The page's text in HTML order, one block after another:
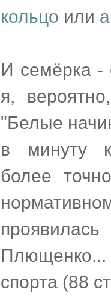
кольцо или
И семёрка -
я,
"Белые
в минуту
более
Плющенко...
спорта (88